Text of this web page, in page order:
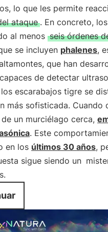
lo que les permite
ataque . En concreto,
al menos seis órdenes
se incluyen phalenes,
que han
de detectar
escarabajos tigre se
más sofisticada. Cuando
un murciélago cerca,
. Este
en los últimos 30 años,
sigue siendo un